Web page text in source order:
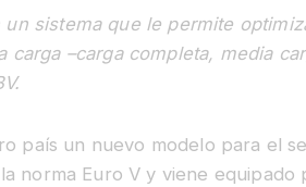
sistema que le permite
carga –carga completa, media
país un nuevo modelo para el
norma Euro V y viene